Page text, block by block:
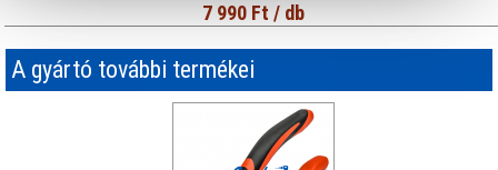
7 990 Ft / db
A gyártó további termékei